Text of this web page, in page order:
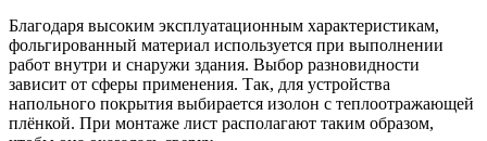
Благодаря высоким эксплуатационным характеристикам,
фольгированный материал используется при выполнении
работ внутри и снаружи здания. Выбор разновидности
зависит от сферы применения. Так, для устройства
напольного покрытия выбирается изолон с теплоотражающей
плёнкой. При монтаже лист располагают таким образом,